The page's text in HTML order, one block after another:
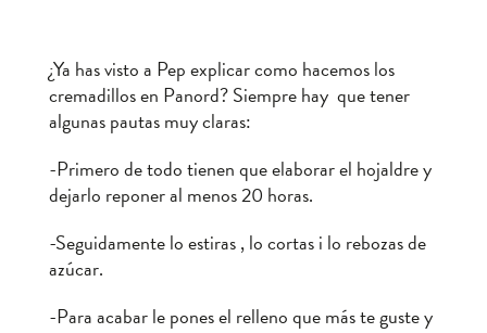
¿Ya has visto a Pep explicar como hacemos los
cremadillos en Panord? Siempre hay que tener
algunas pautas muy claras:
-Primero de todo tienen que elaborar el hojaldre y
dejarlo reponer al menos 20 horas.
-Seguidamente lo estiras , lo cortas i lo rebozas de
azúcar.
-Para acabar le pones el relleno que más te guste y